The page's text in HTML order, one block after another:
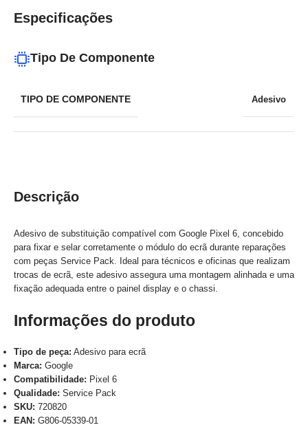
Descrição
Adesivo de substituição compatível com Google Pixel 6, concebido
para fixar e selar corretamente o módulo do ecrã durante reparações
com peças Service Pack. Ideal para técnicos e oficinas que realizam
trocas de ecrã, este adesivo assegura uma montagem alinhada e uma
fixação adequada entre o painel display e o chassi.
Informações do produto
Tipo de peça: Adesivo para ecrã
Marca: Google
Compatibilidade: Pixel 6
Qualidade: Service Pack
SKU: 720820
EAN: G806-05339-01
Especificações
Tipo De Componente
TIPO DE COMPONENTE Adesivo